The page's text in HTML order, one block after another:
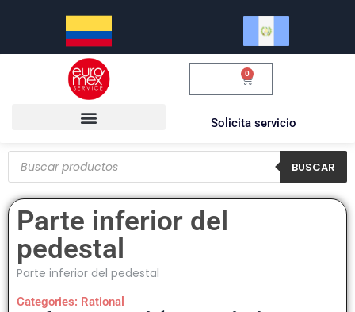
0
Solicita servicio
BUSCAR
Parte inferior del
pedestal
Parte inferior del pedestal
Categories: Rational